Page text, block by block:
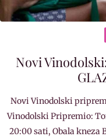
Novi
Novi Vinodolski
Vinodolski Pripremio:
20:00 sati, Obala kneza